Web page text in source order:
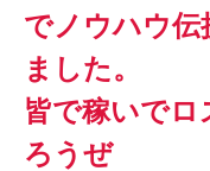
でノウハウ伝
ました。
皆で稼いで
ろうぜ